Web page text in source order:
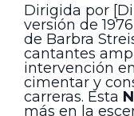
Dirigida por
versión de
de Barbra
cantantes
intervención
cimentar y
carreras. Esta
más en la